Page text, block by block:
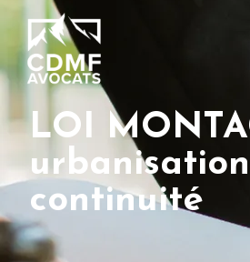
LOI
continuité